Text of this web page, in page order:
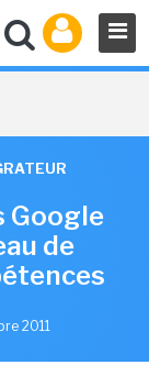
Google
de
2011